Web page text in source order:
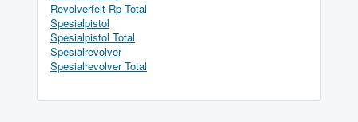
Revolverfelt-Rp Total
Spesialpistol
Spesialpistol Total
Spesialrevolver
Spesialrevolver Total